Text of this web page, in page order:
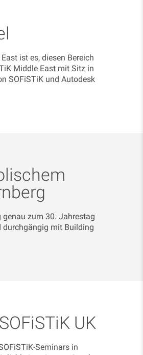
ist es, diesen Bereich
Middle East mit Sitz in
SOFiSTiK und Autodesk
zum 30. Jahrestag
durchgängig mit Building
UK
Seminars in